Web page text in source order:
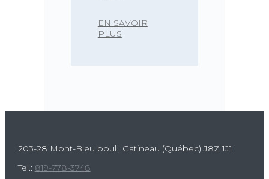
EN SAVOIR
PLUS
203-28 Mont-Bleu boul., Gatineau (Québec)J8Z 1J1
Tel.: 819-778-3748